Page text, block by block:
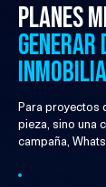
Planes
generar
Para proyectos
pieza, sino una
campaña,